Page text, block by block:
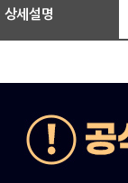
상세설명